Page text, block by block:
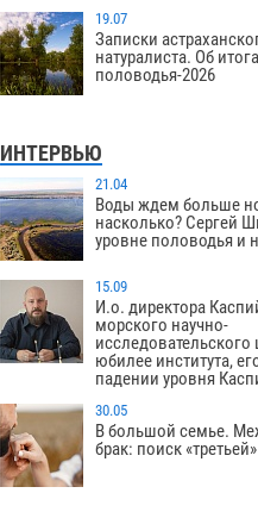
19.07
Записки
натуралиста. Об
половодья-2026
ИНТЕРВЬЮ
21.04
Воды ждем больше
насколько? Сергей
уровне половодья и
15.09
И.о. директора
морского научно-
исследовательского
юбилее института,
падении уровня
30.05
В большой семье.
брак: поиск